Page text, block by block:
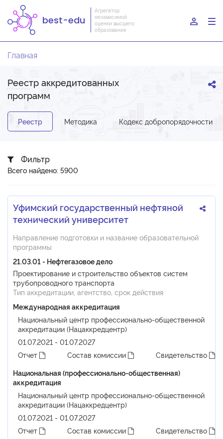
best-edu
Агрегатор
независимой
оценки высшего
образования
Главная
Реестр аккредитованных
программ
Реестр Методика Кодекс добропорядочности
Фильтр
Всего найдено: 5900
Уфимский государственный нефтяной
технический университет
Направление подготовки и название образовательной
программы
21.03.01 - Нефтегазовое дело
Проектирование и строительство объектов систем
трубопроводного транспорта
Тип аккредитации, агентство, срок действия
Международная аккредитация
Национальный центр профессионально-общественной
аккредитации (Нацаккредцентр)
01.07.2021 - 01.07.2027
Отчет
Состав комиссии
Свидетельство
Национальная (профессионально-общественная)
аккредитация
Национальный центр профессионально-общественной
аккредитации (Нацаккредцентр)
01.07.2021 - 01.07.2027
Отчет
Состав комиссии Свидетельство